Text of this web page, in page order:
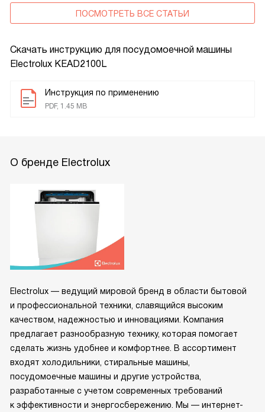
Скачать инструкцию для посудомоечной машины
Electrolux KEAD2100L
Инструкция по применению
PDF, 1.45 MB
ПОСМОТРЕТЬ ВСЕ СТАТЬИ
О бренде Electrolux
Electrolux — ведущий мировой бренд в области бытовой
и профессиональной техники, славящийся высоким
качеством, надежностью и инновациями. Компания
предлагает разнообразную технику, которая помогает
сделать жизнь удобнее и комфортнее. В ассортимент
входят холодильники, стиральные машины,
посудомоечные машины и другие устройства,
разработанные с учетом современных требований
к эффективности и энергосбережению. Мы — интернет-